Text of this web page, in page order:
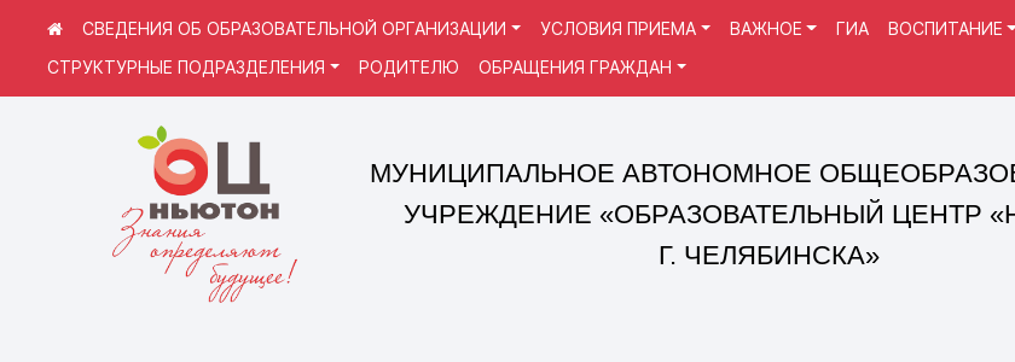
СВЕДЕНИЯ ОБ ОБРАЗОВАТЕЛЬНОЙ ОРГАНИЗАЦИИ УСЛОВИЯ ПРИЕМА ВАЖНОЕ ГИА ВОСПИТАНИЕ
СТРУКТУРНЫЕ ПОДРАЗДЕЛЕНИЯ
РОДИТЕЛЮ ОБРАЩЕНИЯ ГРАЖДАН
УЧРЕЖДЕНИЕ «ОБРАЗОВАТЕЛЬНЫЙ ЦЕНТР «НЬЮТОН»
Г. ЧЕЛЯБИНСКА»